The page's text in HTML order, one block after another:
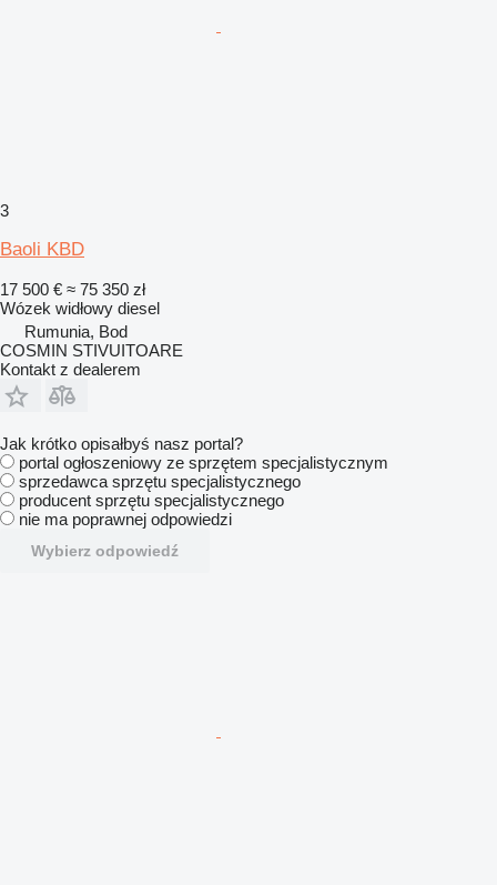
3
Baoli KBD
17 500 € ≈ 75 350 zł
Wózek widłowy diesel
Rumunia, Bod
COSMIN STIVUITOARE
Kontakt z dealerem
Jak krótko opisałbyś nasz portal?
portal ogłoszeniowy ze sprzętem specjalistycznym
sprzedawca sprzętu specjalistycznego
producent sprzętu specjalistycznego
nie ma poprawnej odpowiedzi
Wybierz odpowiedź